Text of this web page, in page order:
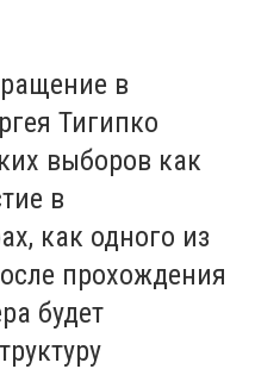
в
Тигипко
выборов как
в
как одного из
прохождения
будет